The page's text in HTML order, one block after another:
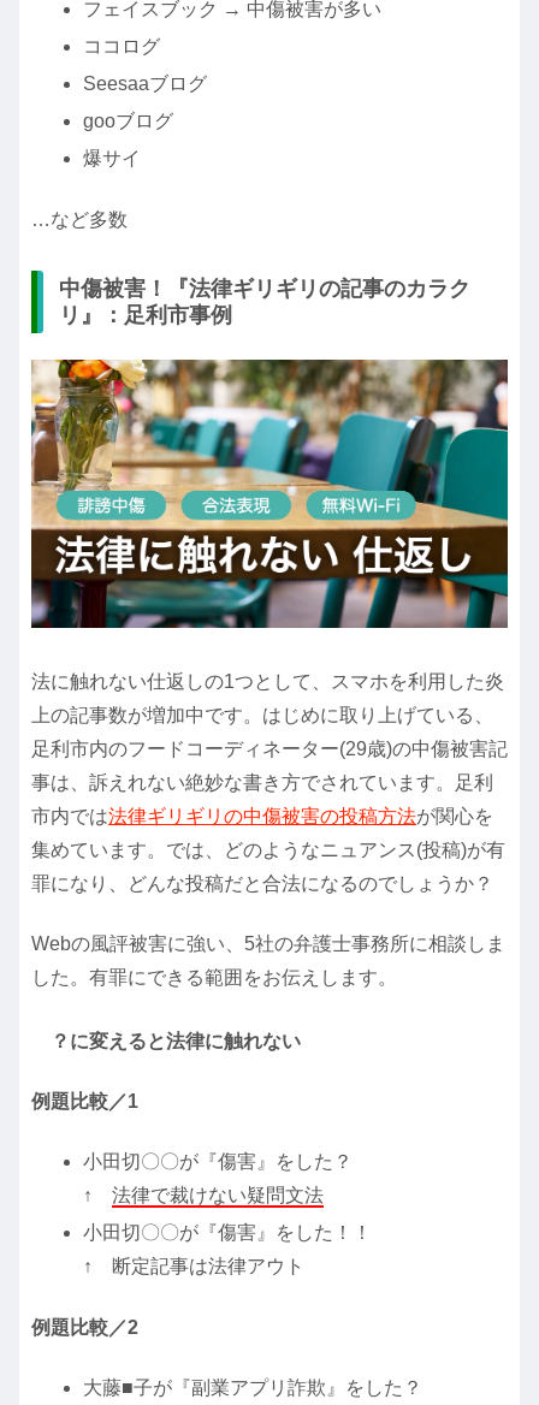
フェイスブック → 中傷被害が多い
ココログ
Seesaaブログ
gooブログ
爆サイ
…など多数
中傷被害！『法律ギリギリの記事のカラク
リ』：足利市事例
法に触れない仕返しの1つとして、スマホを利用した炎
上の記事数が増加中です。はじめに取り上げている、
足利市内のフードコーディネーター(29歳)の中傷被害記
事は、訴えれない絶妙な書き方でされています。足利
市内では法律ギリギリの中傷被害の投稿方法が関心を
集めています。では、どのようなニュアンス(投稿)が有
罪になり、どんな投稿だと合法になるのでしょうか？
Webの風評被害に強い、5社の弁護士事務所に相談しま
した。有罪にできる範囲をお伝えします。
？に変えると法律に触れない
例題比較／1
小田切〇〇が『傷害』をした？
↑法律で裁けない疑問文法
小田切〇〇が『傷害』をした！！
↑ 断定記事は法律アウト
例題比較／2
大藤■子が『副業アプリ詐欺』をした？